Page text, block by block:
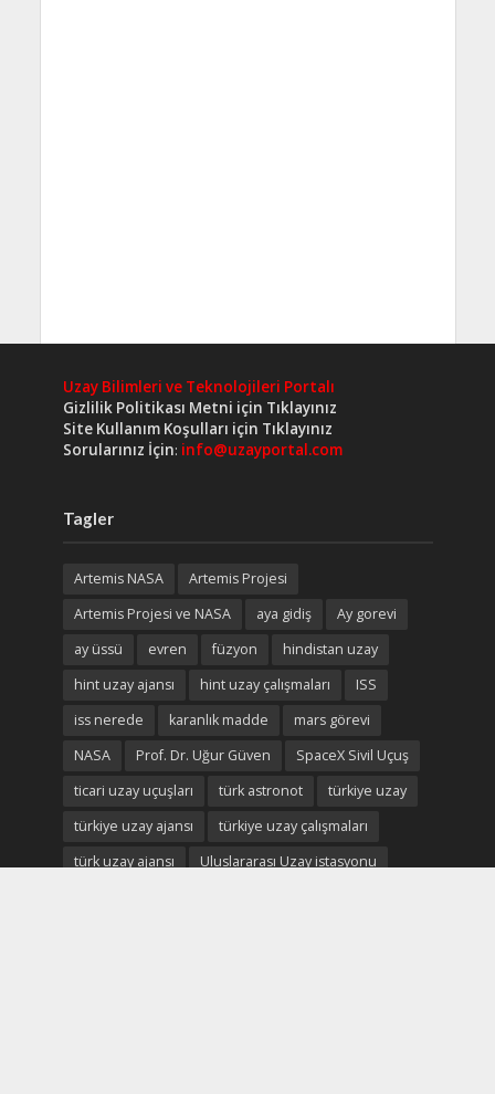
Uzay Bilimleri ve Teknolojileri Portalı
Gizlilik Politikası Metni için Tıklayınız
Site Kullanım Koşulları için Tıklayınız
Sorularınız İçin: info@uzayportal.com
Tagler
Artemis NASA
Artemis Projesi
Artemis Projesi ve NASA
aya gidiş
Ay gorevi
ay üssü
evren füzyon
hindistan uzay
hint uzay ajansı
hint uzay çalışmaları
ISS
iss nerede
karanlık madde
mars görevi
NASA
Prof. Dr. Uğur Güven
SpaceX Sivil Uçuş
ticari uzay uçuşları
türk astronot
türkiye uzay
türkiye uzay ajansı
türkiye uzay çalışmaları
türk uzay ajansı
Uluslararası Uzay istasyonu